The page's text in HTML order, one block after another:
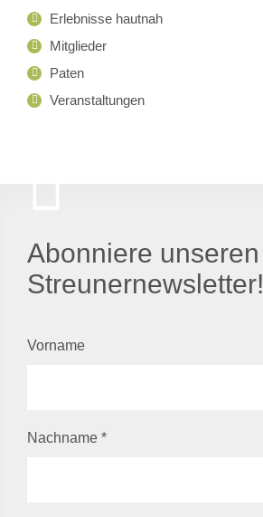
Erlebnisse hautnah
Mitglieder
Paten
Veranstaltungen
Abonniere unseren
Streunernewsletter!
Vorname
Nachname *